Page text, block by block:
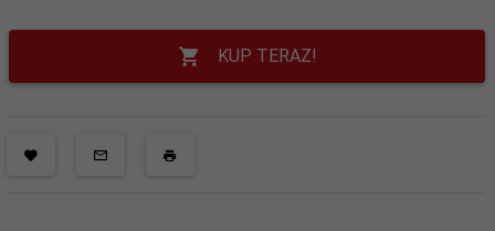
KUP TERAZ!